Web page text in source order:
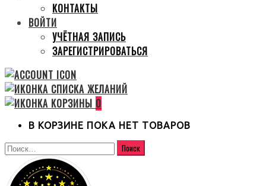
КОНТАКТЫ
ВОЙТИ
УЧЁТНАЯ ЗАПИСЬ
ЗАРЕГИСТРИРОВАТЬСЯ
0
В КОРЗИНЕ ПОКА НЕТ ТОВАРОВ